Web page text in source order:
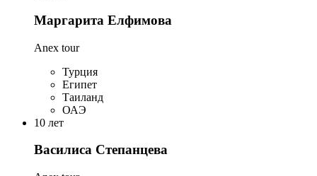
Маргарита Елфимова
Anex tour
Турция
Египет
Таиланд
ОАЭ
10 лет
Василиса Степанцева